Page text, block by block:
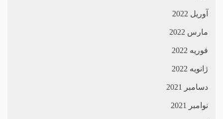
آوریل 2022
مارس 2022
فوریه 2022
ژانویه 2022
دسامبر 2021
نوامبر 2021